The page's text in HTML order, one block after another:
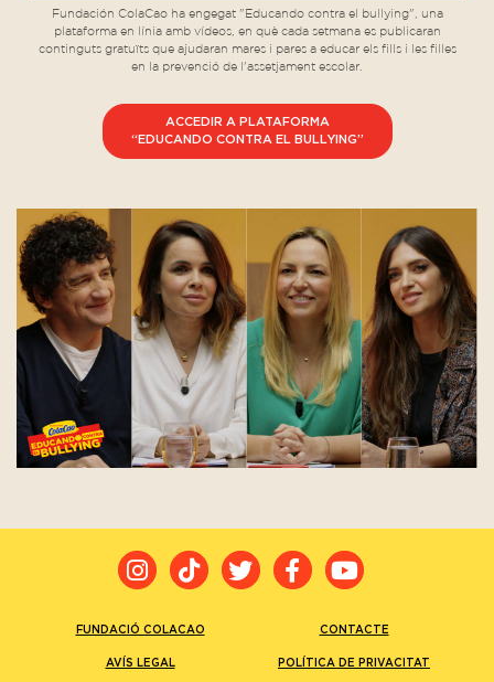
Fundación ColaCao ha engegat "Educando contra el bullying", una
plataforma en línia amb vídeos, en què cada setmana es publicaran
continguts gratuïts que ajudaran mares i pares a educar els fills i les filles
en la prevenció de l'assetjament escolar.
ACCEDIR A PLATAFORMA
“EDUCANDO CONTRA EL BULLYING”
FUNDACIÓ COLACAO CONTACTE
AVÍS LEGAL POLÍTICA DE PRIVACITAT